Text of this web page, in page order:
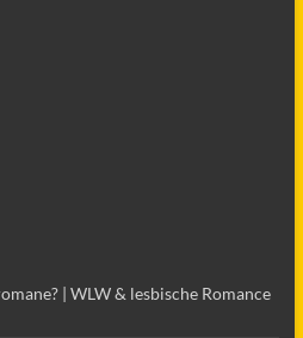
| WLW & lesbische Romance